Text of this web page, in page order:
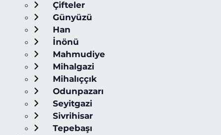
Çifteler
Günyüzü
Han
İnönü
Mahmudiye
Mihalgazi
Mihalıççık
Odunpazarı
Seyitgazi
Sivrihisar
Tepebaşı